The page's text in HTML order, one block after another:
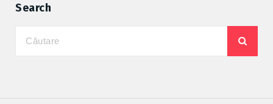
Search